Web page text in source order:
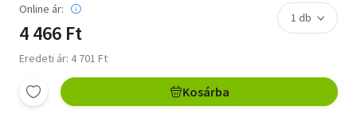
Online ár:
4 466 Ft
Eredeti ár: 4 701 Ft
Kosárba